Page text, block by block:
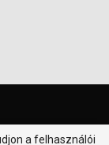
a felhasználói